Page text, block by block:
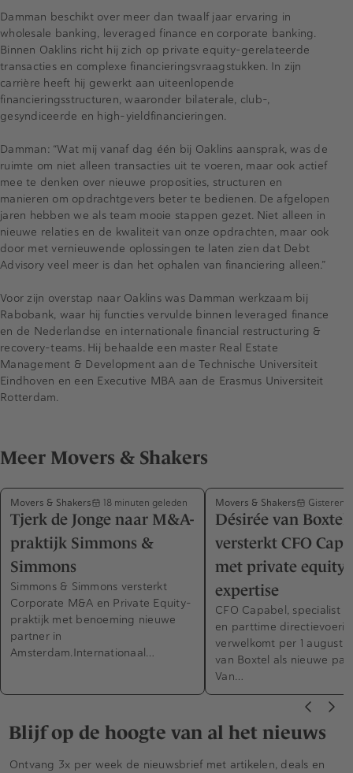
Damman beschikt over meer dan twaalf jaar ervaring in
wholesale banking, leveraged finance en corporate banking.
Binnen Oaklins richt hij zich op private equity-gerelateerde
transacties en complexe financieringsvraagstukken. In zijn
carrière heeft hij gewerkt aan uiteenlopende
financieringsstructuren, waaronder bilaterale, club-,
gesyndiceerde en high-yieldfinancieringen.
Damman: “Wat mij vanaf dag één bij Oaklins aansprak, was de
ruimte om niet alleen transacties uit te voeren, maar ook actief
mee te denken over nieuwe proposities, structuren en
manieren om opdrachtgevers beter te bedienen. De afgelopen
jaren hebben we als team mooie stappen gezet. Niet alleen in
nieuwe relaties en de kwaliteit van onze opdrachten, maar ook
door met vernieuwende oplossingen te laten zien dat Debt
Advisory veel meer is dan het ophalen van financiering alleen.”
Voor zijn overstap naar Oaklins was Damman werkzaam bij
Rabobank, waar hij functies vervulde binnen leveraged finance
en de Nederlandse en internationale financial restructuring &
recovery-teams. Hij behaalde een master Real Estate
Management & Development aan de Technische Universiteit
Eindhoven en een Executive MBA aan de Erasmus Universiteit
Rotterdam.
Meer Movers & Shakers
Movers & Shakers 18 minuten geleden
Tjerk de Jonge naar M&A-
praktijk Simmons &
Simmons
Simmons & Simmons versterkt
Corporate M&A en Private Equity-
praktijk met benoeming nieuwe
partner in
Amsterdam.Internationaal…
Movers & Shakers Gisteren
Désirée van Boxtel
versterkt CFO
met private equity-
expertise
CFO Capabel, specialist
en parttime
verwelkomt per 1
van Boxtel als nieuwe
Van…
Blijf op de hoogte van al het nieuws
Ontvang 3x per week de nieuwsbrief met artikelen, deals en